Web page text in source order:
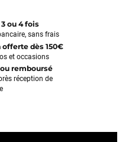
ou 4 fois
sans frais
offerte dès 150€
et occasions
remboursé
réception de